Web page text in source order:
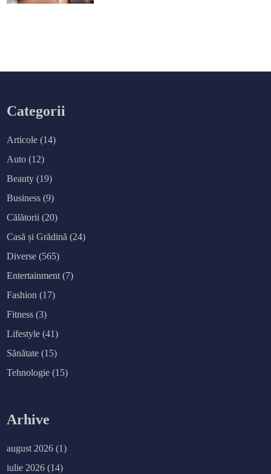
Categorii
Articole (14)
Auto (12)
Beauty (19)
Business (9)
Călătorii (20)
Casă și Grădină (24)
Diverse (565)
Entertainment (7)
Fashion (17)
Fitness (3)
Lifestyle (41)
Sănătate (15)
Tehnologie (15)
Arhive
august 2026 (1)
iulie 2026 (14)